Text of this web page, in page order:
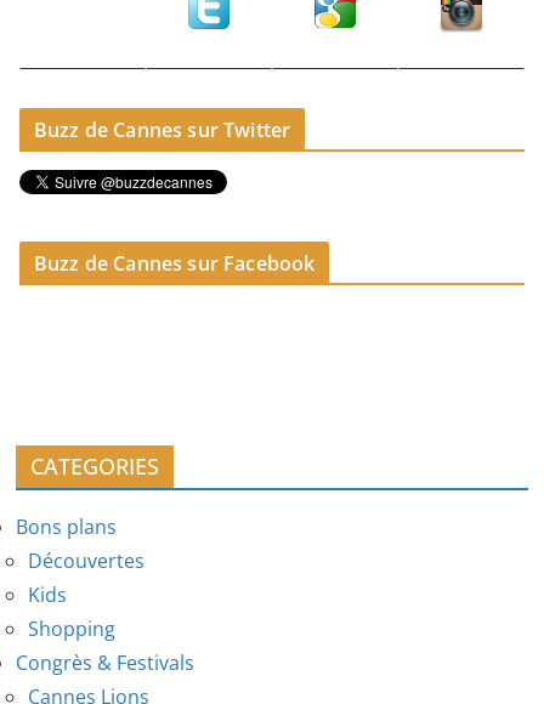
Buzz de Cannes sur Twitter
Buzz de Cannes sur Facebook
CATEGORIES
Bons plans
Découvertes
Kids
Shopping
Congrès & Festivals
Cannes Lions